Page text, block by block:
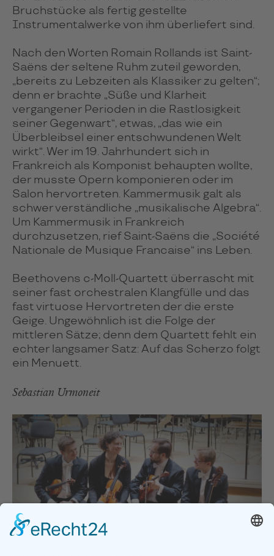
Bruchstücke als fertig gestellte
Instrumentalwerke von ihm überliefert sind.
Nach den Worten Romain Rollands ist Saint-
Saëns der seltene Ruhm zuteil geworden,
„bereits zu Lebzeiten als Klassiker zu gelten“;
denn er brachte „Süße und Klarheit
vergangener Perioden in die Rastlosigkeit
seiner Gegenwart“, etwas, „das wie ein
Überbleibsel einer entschwundenen Welt
wirkt“. Wer im 19. Jahrhundert sich in
Frankreich als Komponist behaupten wollte,
der musste Opern komponieren oder im
Salon hervortreten. Kammermusik galt als
schwer verständliche „musikalische Algebra“.
Um Kammermusik in Frankreich
durchzusetzen, rief Saint-Saëns die „Société
Nationale de Musique Francaise“ ins Leben.
Beethovens c-Moll-Quartett überrascht mit
seiner fast orchestralen Klangfülle und das
fast virtuose Hervortreten der die erste
Geige. Ungewöhnlich ist die Folge der
mittleren Sätze; denn dem Quartett fehlt ein
echter langsamer Satz: Auf das Scherzo folgt
ein Menuett.
Sebastian Urmoneit